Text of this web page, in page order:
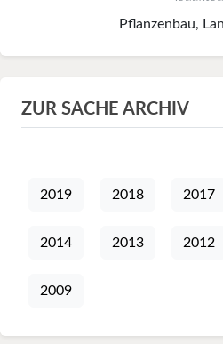
Pflanzenbau,
ZUR SACHE ARCHIV
2019 2018 2017
2014 2013 2012
2009